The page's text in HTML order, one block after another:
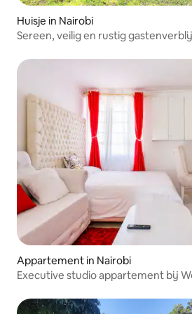
Huisje in Nairobi
Sereen, veilig en rustig
Appartement in Nairobi
Executive studio appartement bij